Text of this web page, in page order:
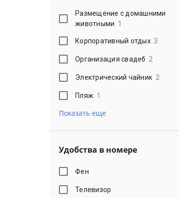
Размещение с домашними
животными 1
Корпоративный отдых 3
Организация свадеб 2
Электрический чайник 2
Пляж 1
Показать еще
Удобства в номере
Фен
Телевизор